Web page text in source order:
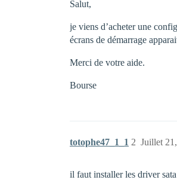
Salut,
je viens d’acheter une
écrans de démarrage
Merci de votre aide.
Bourse
totophe47_1_1 Juillet
2
il faut installer les driver